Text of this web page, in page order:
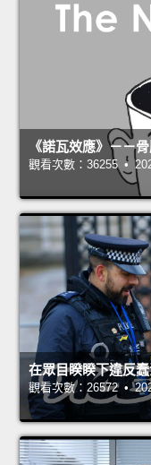
《諾瓦效應》－－
觀看次數：36255 •
在眾目睽睽下違反
觀看次數：26572 •